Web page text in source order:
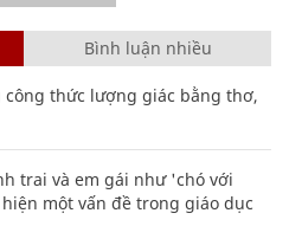
Bình luận nhiều
công thức lượng giác bằng thơ,
trai và em gái như 'chó với
một vấn đề trong giáo dục